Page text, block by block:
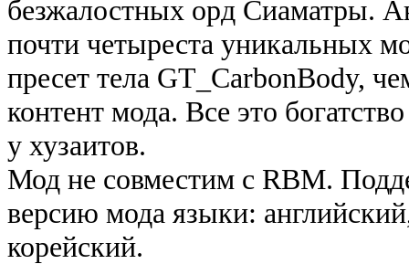
безжалостных орд Сиаматры.
почти четыреста уникальных
пресет тела GT_CarbonBody,
контент мода. Все это
у хузаитов.
Мод не совместим с RBM.
версию мода языки:
корейский.